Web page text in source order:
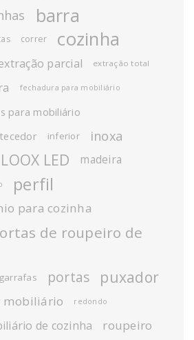
barra
correr cozinha
parcial extração total
fechadura para mobiliário
para mobiliário
inferior inoxa
LOOX LED madeira
perfil
para cozinha
de roupeiro de
portas puxador
mobiliário redondo
de cozinha roupeiro